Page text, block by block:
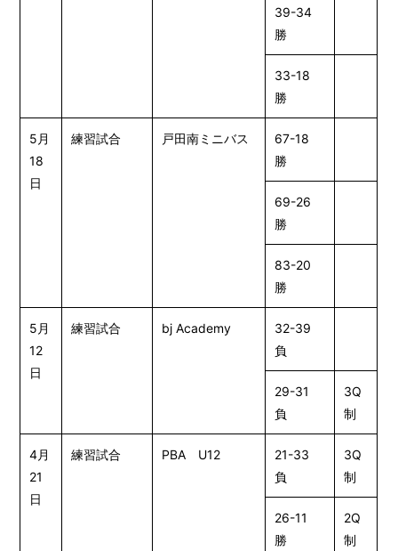
39-34
勝
33-18
勝
5月
18
日
練習試合 戸田南ミニバス
67-18
勝
69-26
勝
83-20
勝
5月
12
日
練習試合 bj Academy
32-39
負
29-31
負
3Q
制
4月
21
日
練習試合 PBA U12
21-33
負
3Q
制
26-11
勝
2Q
制